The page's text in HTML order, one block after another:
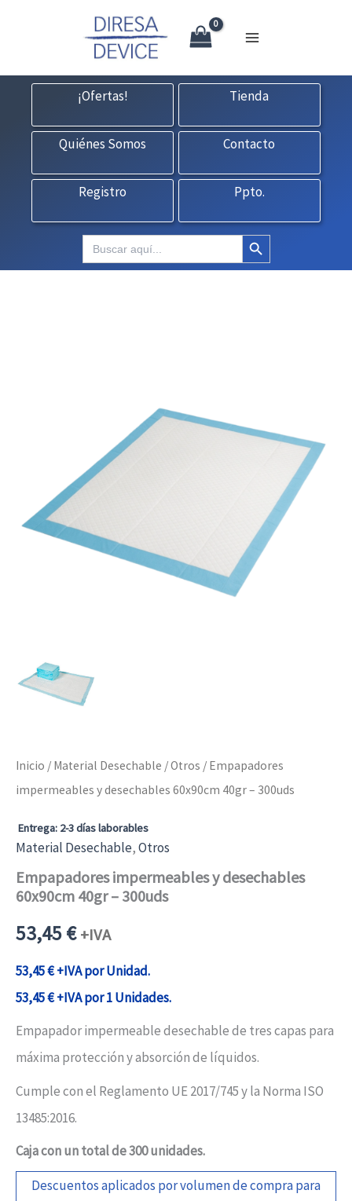
consultas@fedbuy.es| Formulario | Tlf.
¡Ofertas!
Tienda
Quiénes Somos Contacto
Registro Ppto.
Buscar: Botón de búsqueda
Inicio / Material Desechable /Otros / Empapadores
impermeables y desechables 60x90cm 40gr – 300uds
Entrega: 2-3 días laborables
Material Desechable,Otros
Empapadores impermeables y desechables
60x90cm 40gr – 300uds
53,45€ +IVA
53,45€+IVA por Unidad.
53,45€+IVA por 1 Unidades.
Empapador impermeable desechable de tres capas para
máxima protección y absorción de líquidos.
Cumple con el Reglamento UE 2017/745 y la Norma ISO
13485:2016.
Caja con un total de 300 unidades.
Descuentos aplicados por volumen de compra para